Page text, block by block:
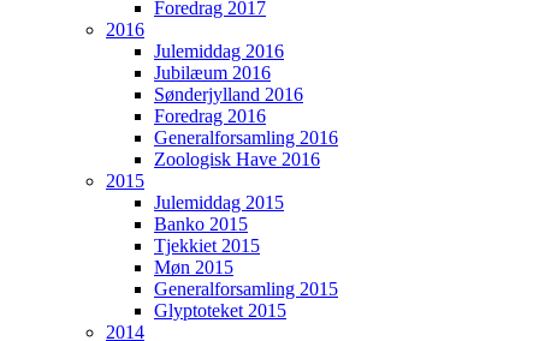
Foredrag 2017
2016
Julemiddag 2016
Jubilæum 2016
Sønderjylland 2016
Foredrag 2016
Generalforsamling 2016
Zoologisk Have 2016
2015
Julemiddag 2015
Banko 2015
Tjekkiet 2015
Møn 2015
Generalforsamling 2015
Glyptoteket 2015
2014